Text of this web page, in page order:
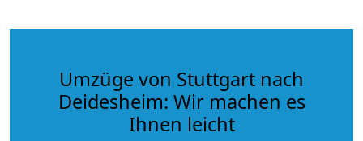
Umzüge von Stuttgart nach
Deidesheim: Wir machen es
Ihnen leicht